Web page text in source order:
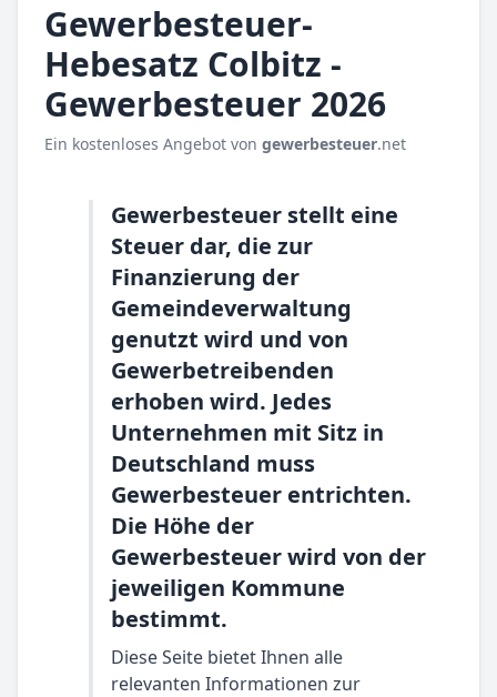
Gewerbesteuer-
Hebesatz Colbitz -
Gewerbesteuer 2026
Ein kostenloses Angebot von gewerbesteuer.net
Gewerbesteuer stellt eine
Steuer dar, die zur
Finanzierung der
Gemeindeverwaltung
genutzt wird und von
Gewerbetreibenden
erhoben wird. Jedes
Unternehmen mit Sitz in
Deutschland muss
Gewerbesteuer entrichten.
Die Höhe der
Gewerbesteuer wird von der
jeweiligen Kommune
bestimmt.
Diese Seite bietet Ihnen alle
relevanten Informationen zur